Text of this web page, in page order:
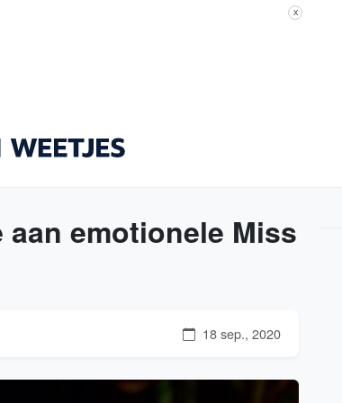
X
emotionele Miss
18 sep., 2020